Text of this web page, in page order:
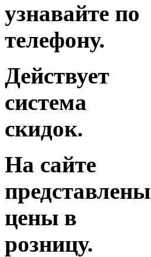
узнавайте по
телефону.
Действует
система
скидок.
На сайте
представлены
цены в
розницу.